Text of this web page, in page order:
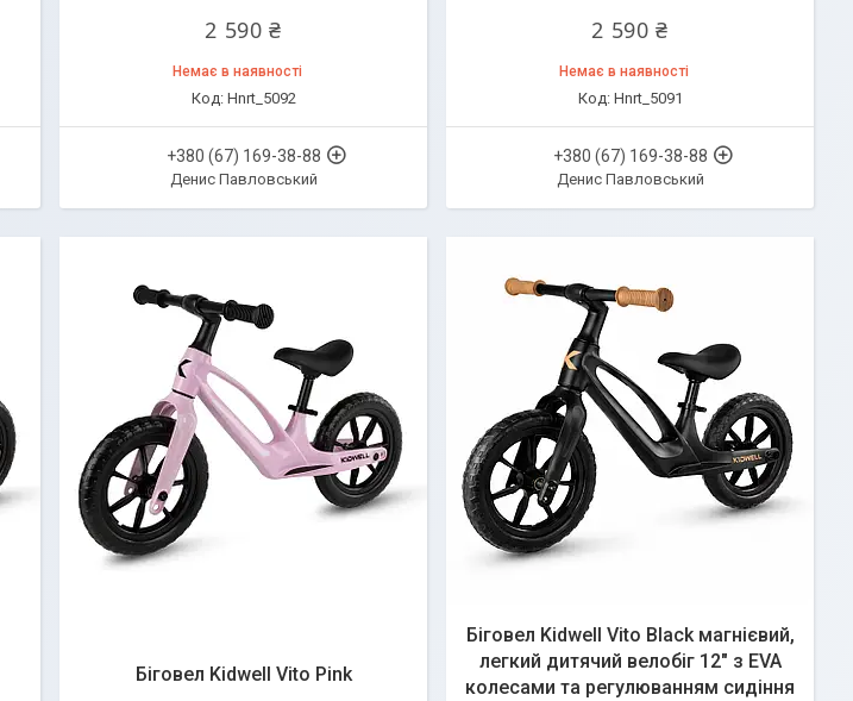
2 590 ₴
Немає в наявності
Hnrt_5092
+380 (67) 169-38-88
Денис Павловський
2 590 ₴
Немає в наявності
Hnrt_5091
+380 (67) 169-38-88
Денис Павловський
Біговел Kidwell Vito Pink
Біговел Kidwell Vito Black магнієвий,
легкий дитячий велобіг 12" з EVA
колесами та регулюванням сидіння